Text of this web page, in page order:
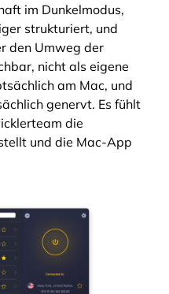
im Dunkelmodus,
strukturiert, und
den Umweg der
nicht als eigene
am Mac, und
genervt. Es fühlt
die
und die Mac-App